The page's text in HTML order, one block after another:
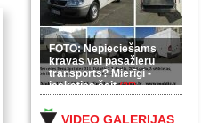
FOTO: Nepieciešams
kravas vai pasažieru
transports? Mierīgi -
ieskaties šeit(35)
VIDEO GALERIJAS